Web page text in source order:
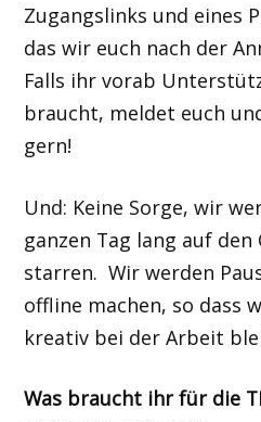
Zugangslinks und eines
das wir euch nach der
Falls ihr vorab
braucht, meldet euch
gern!
Und: Keine Sorge, wir
ganzen Tag lang auf
starren. Wir werden
offline machen, so dass
kreativ bei der Arbeit
Was braucht ihr für die